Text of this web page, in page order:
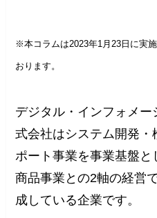
※本コラムは2023年1月23日に実
おります。
デジタル・インフォメ
式会社はシステム開発
ポート事業を事業基盤
商品事業との2軸の経営
成している企業です。